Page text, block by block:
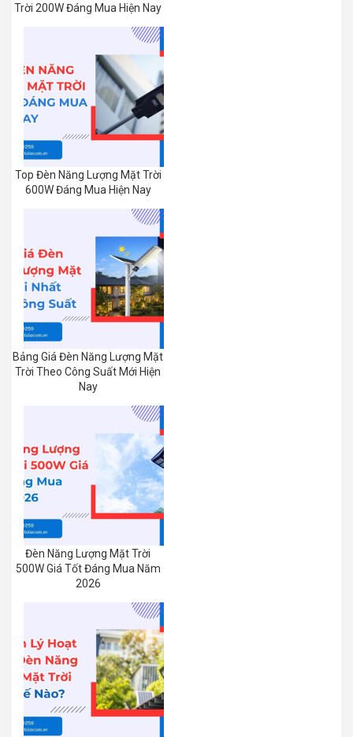
Trời 200W Đáng Mua Hiện Nay
Top Đèn Năng Lượng Mặt Trời
600W Đáng Mua Hiện Nay
Bảng Giá Đèn Năng Lượng Mặt
Trời Theo Công Suất Mới Hiện
Nay
Đèn Năng Lượng Mặt Trời
500W Giá Tốt Đáng Mua Năm
2026